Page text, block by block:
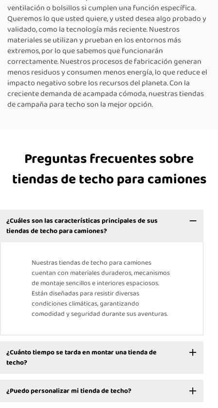
ventilación o bolsillos si cumplen una función específica.
Queremos lo que usted quiere, y usted desea algo probado y
validado, como la tecnología más reciente. Nuestros
materiales se utilizan y prueban en los entornos más
extremos, por lo que sabemos que funcionarán
correctamente. Nuestros procesos de fabricación generan
menos residuos y consumen menos energía, lo que reduce el
impacto negativo sobre los recursos del planeta. Con la
creciente demanda de acampada cómoda, nuestras tiendas
de campaña para techo son la mejor opción.
Preguntas frecuentes sobre
tiendas de techo para camiones
¿Cuáles son las características principales de sus
tiendas de techo para camiones?
Nuestras tiendas de techo para camiones
cuentan con materiales duraderos, mecanismos
de montaje sencillos e interiores espaciosos.
Están diseñadas para resistir diversas
condiciones climáticas, garantizando
comodidad y seguridad durante sus aventuras.
¿Cuánto tiempo se tarda en montar una tienda de
techo?
¿Puedo personalizar mi tienda de techo?